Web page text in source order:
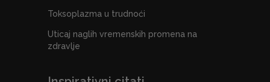
Toksoplazma u trudnoći
Uticaj naglih vremenskih promena na
zdravlje